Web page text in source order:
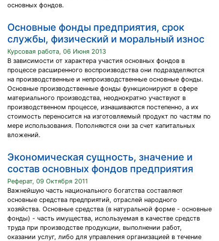
основных фондов.
Основные фонды предприятия, срок
службы, физический и моральный износ
Курсовая работа, 06 Июня 2013
В зависимости от характера участия основных фондов в
процессе расширенного воспроизводства они подразделяются
на производственные и непроизводственные основные фонды.
Основные производственные фонды функционируют в сфере
материального производства, неоднократно участвуют в
производственном процессе, изнашиваются постепенно, а их
стоимость переносится на изготовляемый продукт по частям по
мере использования. Пополняются они за счет капитальных
вложений.
Экономическая сущность, значение и
состав основных фондов предприятия
Реферат, 09 Октября 2011
Важнейшую часть национального богатства составляют
основные средства предприятий, отраслей народного
хозяйства. Основные средства (в натуральной форме - основные
фонды) - часть имущества, используемая в качестве средств
труда при производстве продукции, выполнении работ,
оказании услуг, либо для управления организацией в течение